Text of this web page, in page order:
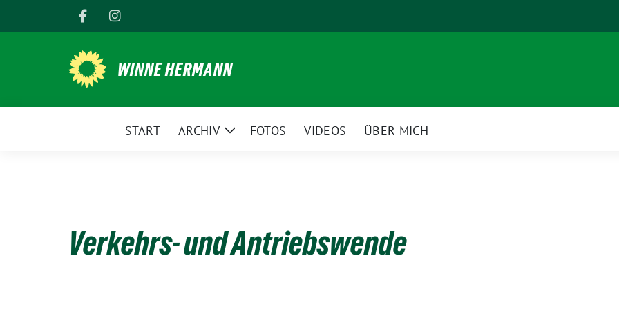
zum
WINNE HERMANN
START ARCHIV
ZeigeFOTOS VIDEOS ÜBER MICH
Verkehrs- und Antriebswende